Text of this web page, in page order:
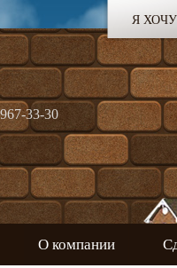
Я
33-30
О компании